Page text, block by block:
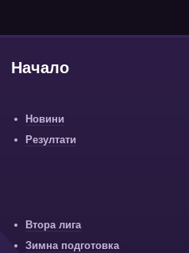
Начало
Новини
Резултати
Втора лига
Зимна подготовка